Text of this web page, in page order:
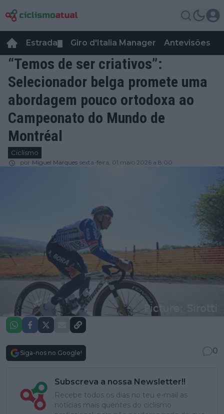
Estrada Giro d'Italia Manager Antevisões
“Temos de ser criativos”:
Selecionador belga promete uma
abordagem pouco ortodoxa ao
Campeonato do Mundo de
Montréal
Ciclismo
por Miguel Marques sexta-feira, 01 maio 2026 a 8:00
Siga-nos no Google! 0
Subscreva a nossa Newsletter!!
Recebe todos os dias no teu e-mail as
notícias mais quentes do ciclismo